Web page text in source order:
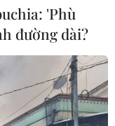
'Phù
đường dài?